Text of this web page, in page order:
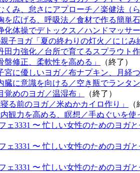
くみ、怠さにアプローチ／楽健法（
を広げる、呼吸法／食材で作る簡単石
化体操でデトックス／ハンドマッサー
子ヨガ「夏の終わりの灯火／にじみ
田力強化／台所で育てるスプラウト作
盤修正、柔軟性を高める」
（終了）
宮に優しいヨガ／布ナプキン、月経つ
臓に意識を向ける／空き瓶でランタン
覚めのヨガ／温湿布」
（終了）
る前のヨガ／米ぬかカイロ作り」
（
観力を高める、瞑想／手ぬぐいを使
ェ3331 〜 忙しい女性のためのヨガ
ェ3331 〜 忙しい女性のためのヨガ
ェ3331 〜 忙しい女性のためのヨガ